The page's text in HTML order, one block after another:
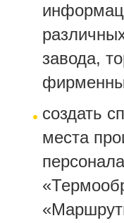
завода,
создать
места